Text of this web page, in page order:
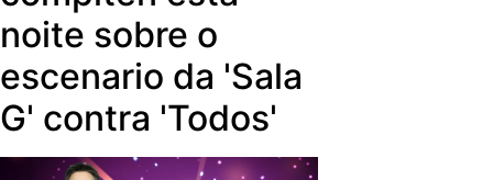
noite sobre o
escenario da 'Sala
G' contra 'Todos'